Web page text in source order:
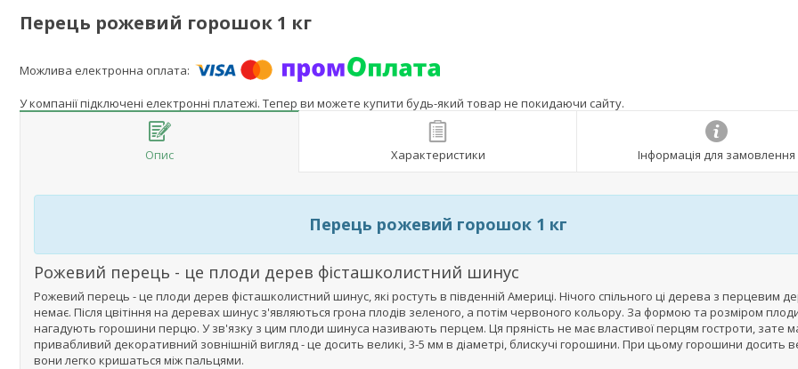
Перець рожевий горошок 1 кг
У компанії підключені електронні платежі. Тепер ви можете купити будь-який товар не покидаючи сайту.
Опис Характеристики Інформація для замовлення
Перець рожевий горошок 1 кг
Рожевий перець - це плоди дерев фісташколистний шинус
Рожевий перець - це плоди дерев фісташколистний шинус, які ростуть в південній Америці. Нічого спільного ці дерева з перцевим
немає. Після цвітіння на деревах шинус з'являються грона плодів зеленого, а потім червоного кольору. За формою та розміром
нагадують горошини перцю. У зв'язку з цим плоди шинуса називають перцем. Ця пряність не має властивої перцям гостроти, зате
привабливий декоративний зовнішній вигляд - це досить великі, 3-5 мм в діаметрі, блискучі горошини. При цьому горошини досить
вони легко кришаться між пальцями.